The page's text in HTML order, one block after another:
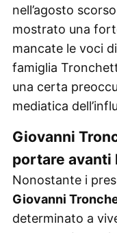
nell’agosto
mostrato una
mancate le voci
famiglia
una certa
mediatica
Giovanni
portare avanti
Nonostante i
Giovanni
determinato a